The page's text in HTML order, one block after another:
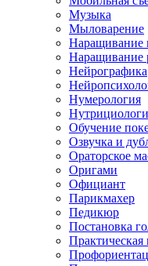
Музыка
Мыловарение
Наращивание
Наращивание
Нейрографика
Нумерология
Обучение
Озвучка и
Ораторское
Оригами
Официант
Парикмахер
Педикюр
Постановка
Практическая